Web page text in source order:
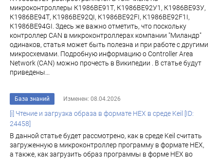
микроконтроллеры К1986ВЕ91Т, К1986ВЕ92У1, К1986ВЕ93У,
К1986ВЕ94Т, К1986ВЕ92QI, К1986ВЕ92FI, К1986ВЕ92F1I,
К1986ВЕ94GI. Здесь же важно отметить, что поскольку
контроллер CAN в микроконтроллерах компании "Миландр"
одинаков, статья может быть полезна и при работе с другими
микросхемами. Подробную информацию о Controller Area
Network (CAN) можно прочесть в Википедии . В статье будут
приведены...
База знаний Изменен: 08.04.2026
[i] Чтение и загрузка образа в формате HEX в среде Keil [ID:
24458]
В данной статье будет рассмотрено, как в среде Keil считать
загруженную в микроконтроллер программу в формате HEX,
а также, как загрузить образ программы в форме HEX во